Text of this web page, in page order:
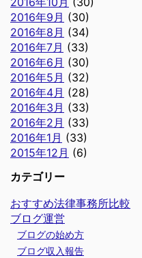
2016年9月 (30)
2016年8月 (34)
2016年7月 (33)
2016年6月 (30)
2016年5月 (32)
2016年4月 (28)
2016年3月 (33)
2016年2月 (33)
2016年1月 (33)
2015年12月 (6)
カテゴリー
おすすめ法律事務所比較
ブログ運営
ブログの始め方
ブログ収入報告